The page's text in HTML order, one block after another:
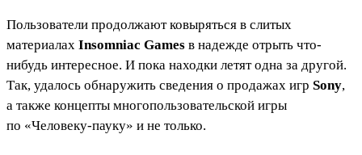
Пользователи продолжают ковыряться в слитых
материалах Insomniac Games в надежде отрыть что-
нибудь интересное. И пока находки летят одна за другой.
Так, удалось обнаружить сведения о продажах игр Sony,
а также концепты многопользовательской игры
по «Человеку-пауку» и не только.